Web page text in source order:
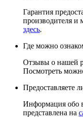
Гарантия
производителя и
здесь.
Где можно
Отзывы о нашей
Посмотреть
Предоставляете
Информация обо
представлена на